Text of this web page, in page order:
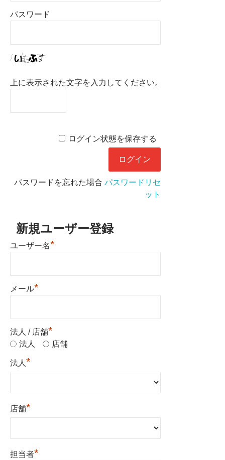
パスワード
上に表示された文字を入力してください。
ログイン状態を保存する
パスワードを忘れた場合 パスワードリセ
ット
新規ユーザー登録
ユーザー名*
メール*
法人 / 店舗*
法人 店舗
法人 *
店舗*
担当者*